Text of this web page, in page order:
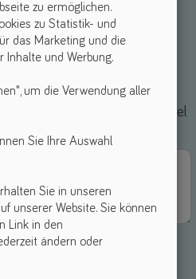
*
mit diesem Hilfsmittel
Punkte?
zu ermöglichen.
zu Statistik- und
das Marketing und die
Inhalte und Werbung.
um die Verwendung aller
Sie Ihre Auswahl
Sie in unseren
unserer Website. Sie können
Link in den
ändern oder